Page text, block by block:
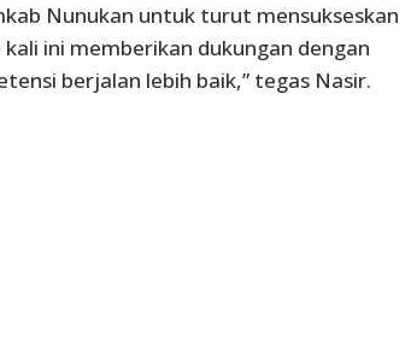
Nunukan untuk turut mensukseskan
ini memberikan dukungan dengan
berjalan lebih baik,” tegas Nasir.